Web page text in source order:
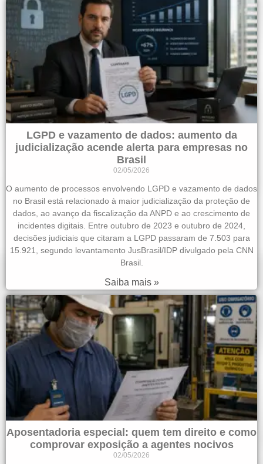
LGPD e vazamento de dados: aumento da
judicialização acende alerta para empresas no
Brasil
02/05/2026
O aumento de processos envolvendo LGPD e vazamento de dados
no Brasil está relacionado à maior judicialização da proteção de
dados, ao avanço da fiscalização da ANPD e ao crescimento de
incidentes digitais. Entre outubro de 2023 e outubro de 2024,
decisões judiciais que citaram a LGPD passaram de 7.503 para
15.921, segundo levantamento JusBrasil/IDP divulgado pela CNN
Brasil.
Saiba mais »
Aposentadoria especial: quem tem direito e como
comprovar exposição a agentes nocivos
02/05/2026